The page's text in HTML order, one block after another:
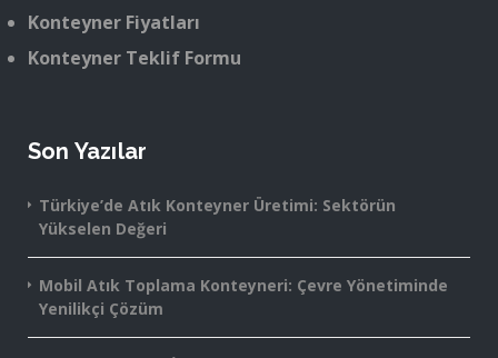
Konteyner Fiyatları
Konteyner Teklif Formu
Son Yazılar
Türkiye’de Atık Konteyner Üretimi: Sektörün
Yükselen Değeri
Mobil Atık Toplama Konteyneri: Çevre Yönetiminde
Yenilikçi Çözüm